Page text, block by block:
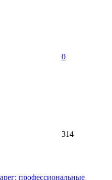
0
314
профессиональные